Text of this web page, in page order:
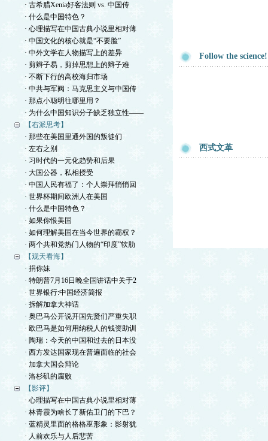
· 古希腊Xenia好客法则 vs. 中国传
· 什么是中国特色？
· 心理描写在中国古典小说里相对薄
· 中国文化的核心就是“不要脸”
· 中外文学在人物描写上的差异
· 剪辫子易，剪掉思想上的辫子难
· 不断下行的高校海归市场
· 中共与军阀：马克思主义与中国传
· 那点小聪明往哪里用？
· 为什么中国知识分子缺乏独立性——
【右派思考】
· 那些在美国里通外国的叛徒们
· 左右之别
· 习时代的一元化趋势和后果
· 大国公器，私相授受
· 中国人民有福了：个人崇拜悄悄回
· 世界杯期间欧洲人在美国
· 什么是中国特色？
· 如果你恨美国
· 如何理解美国在当今世界的霸权？
· 两个共和党热门人物的“印度”软肋
【观天看海】
· 捐你妹
· 特朗普7月16日晚全国讲话中关于2
· 世界银行:中国经济简报
· 拆解加拿大神话
· 奥巴马公开说开国先贤们严重失职
· 欧巴马是如何用纳税人的钱资助训
· 陶瑞：今天的中国和过去的日本没
· 西方发达国家现在普遍面临的社会
· 加拿大国会辩论
· 洛杉矶的腐败
【影评】
· 心理描写在中国古典小说里相对薄
· 林青霞为啥长了新佑卫门的下巴？
· 蓝精灵里面的格格巫形象：影射犹
· 人前欢乐与人后悲苦
Follow the science!
西式文革